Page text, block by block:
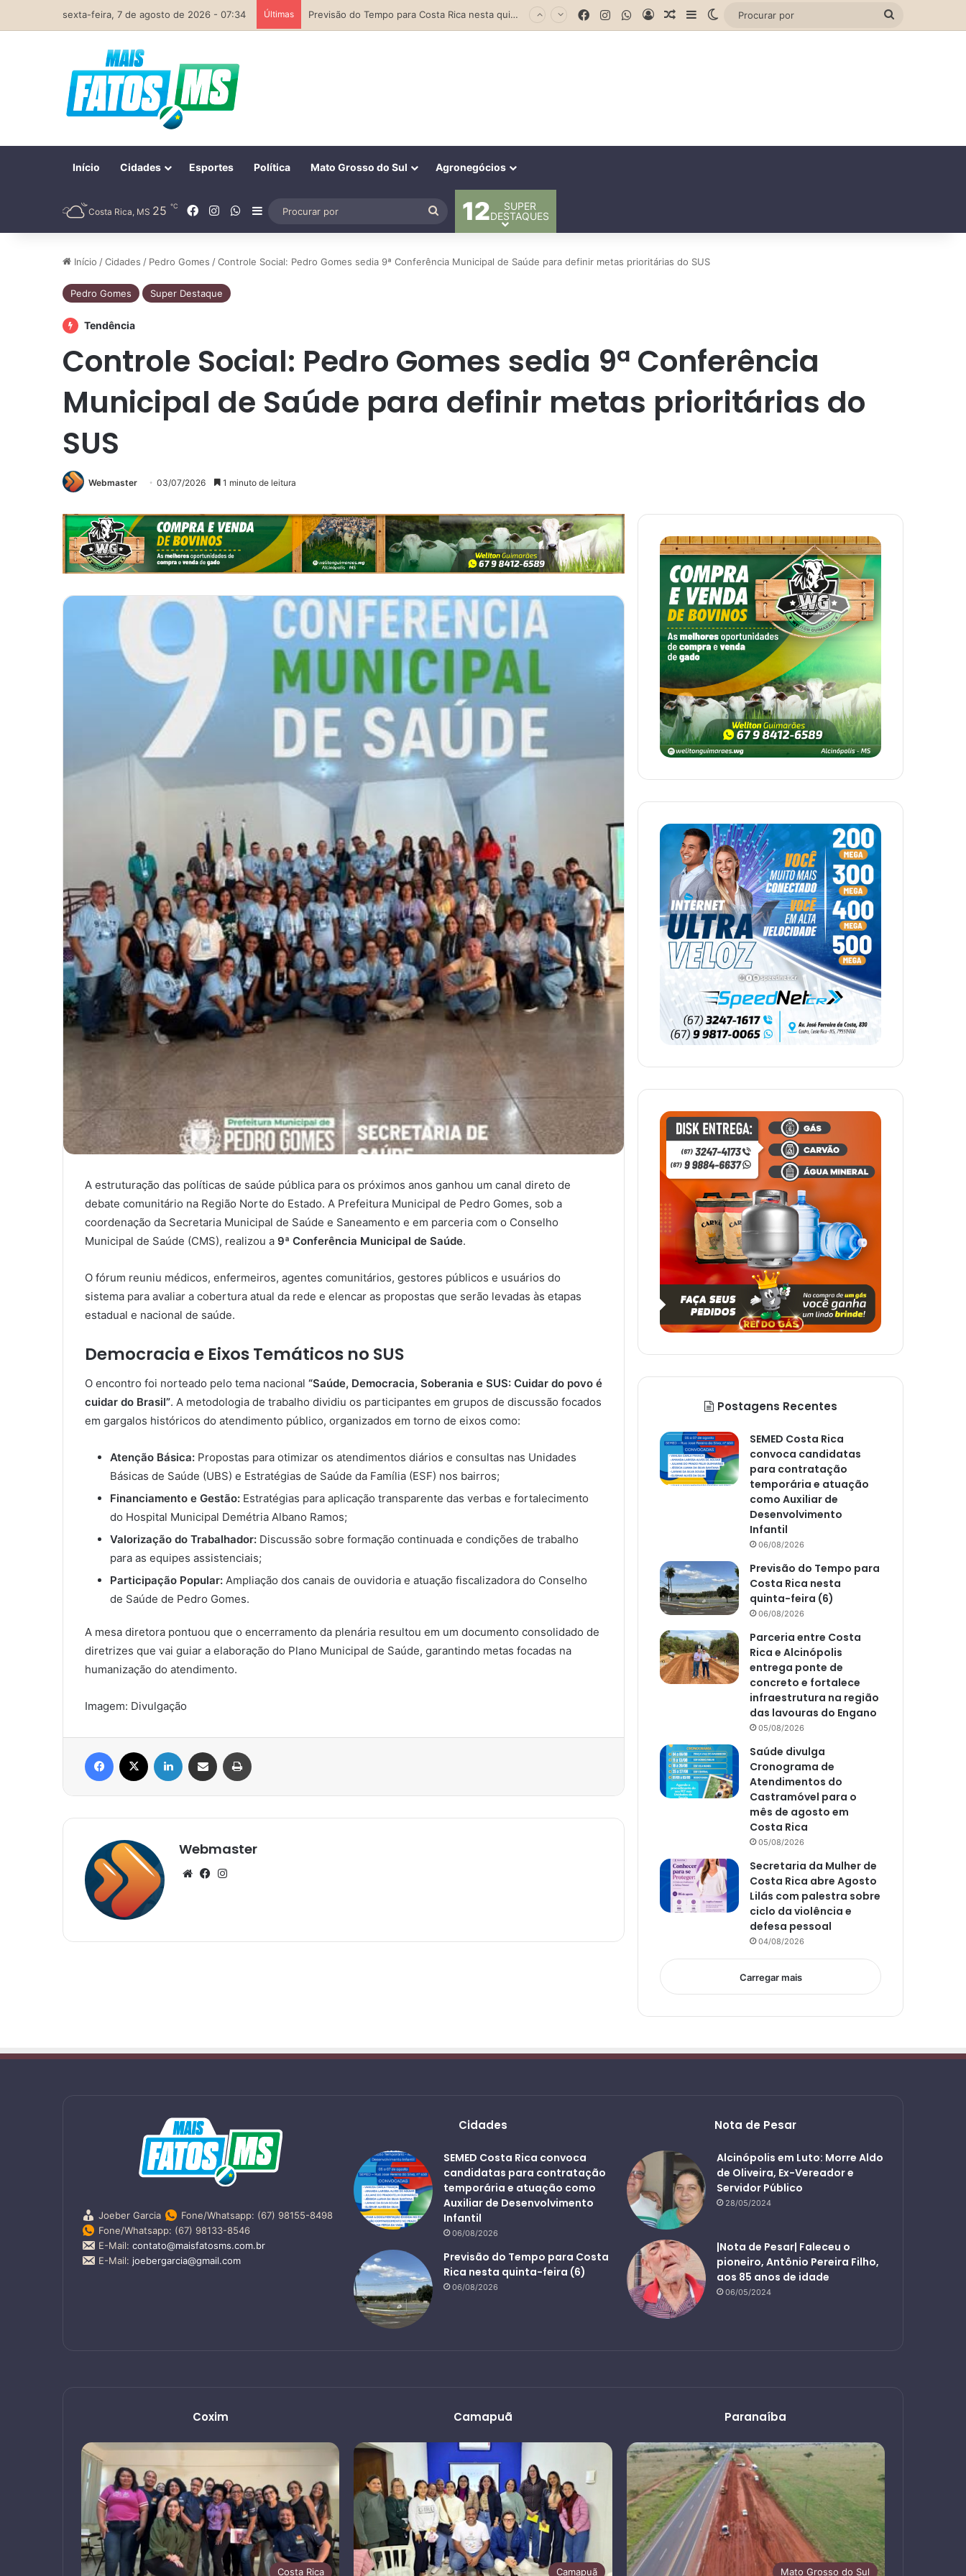
sexta-feira, 7 de agosto de 2026 - 07:34 Últimas Facebook
InstagramWhatsApp
EntrarArtigo aleatório
Barra Lateral
Switch skin
Início Cidades Esportes Política Mato Grosso do Sul Agronegócios
Costa Rica, MS 25 ℃ Facebook
InstagramWhatsApp
Barra Lateral
Procurar
por
12
SUPER
DESTAQUES
Início /Cidades / Pedro Gomes /Controle Social: Pedro Gomes sedia 9ª Conferência Municipal de Saúde para definir metas prioritárias do SUS
Pedro Gomes Super Destaque
Tendência
Controle Social: Pedro Gomes sedia 9ª Conferência
Municipal de Saúde para definir metas prioritárias do
SUS
Webmaster 03/07/2026 1 minuto de leitura
A estruturação das políticas de saúde pública para os próximos anos ganhou um canal direto de
debate comunitário na Região Norte do Estado. A Prefeitura Municipal de Pedro Gomes, sob a
coordenação da Secretaria Municipal de Saúde e Saneamento e em parceria com o Conselho
Municipal de Saúde (CMS), realizou a 9ª Conferência Municipal de Saúde.
O fórum reuniu médicos, enfermeiros, agentes comunitários, gestores públicos e usuários do
sistema para avaliar a cobertura atual da rede e elencar as propostas que serão levadas às etapas
estadual e nacional de saúde.
Democracia e Eixos Temáticos no SUS
O encontro foi norteado pelo tema nacional “Saúde, Democracia, Soberania e SUS: Cuidar do povo é
cuidar do Brasil”. A metodologia de trabalho dividiu os participantes em grupos de discussão focados
em gargalos históricos do atendimento público, organizados em torno de eixos como:
Atenção Básica: Propostas para otimizar os atendimentos diários e consultas nas Unidades
Básicas de Saúde (UBS) e Estratégias de Saúde da Família (ESF) nos bairros;
Financiamento e Gestão: Estratégias para aplicação transparente das verbas e fortalecimento
do Hospital Municipal Demétria Albano Ramos;
Valorização do Trabalhador: Discussão sobre formação continuada e condições de trabalho
para as equipes assistenciais;
Participação Popular: Ampliação dos canais de ouvidoria e atuação fiscalizadora do Conselho
de Saúde de Pedro Gomes.
A mesa diretora pontuou que o encerramento da plenária resultou em um documento consolidado de
diretrizes que vai guiar a elaboração do Plano Municipal de Saúde, garantindo metas focadas na
humanização do atendimento.
Imagem: Divulgação
Facebook Linkedin Compartilhar via e-mail
Webmaster
WebsiteFacebook
Postagens Recentes
SEMED Costa Rica
convoca candidatas
para contratação
temporária e atuação
como Auxiliar de
Desenvolvimento
Infantil
06/08/2026
Previsão do Tempo para
Costa Rica nesta
quinta-feira (6)
06/08/2026
Parceria entre Costa
Rica e Alcinópolis
entrega ponte de
concreto e fortalece
infraestrutura na região
das lavouras do Engano
05/08/2026
Saúde divulga
Cronograma de
Atendimentos do
Castramóvel para o
mês de agosto em
Costa Rica
05/08/2026
Secretaria da Mulher de
Costa Rica abre Agosto
Lilás com palestra sobre
ciclo da violência e
defesa pessoal
04/08/2026
Carregar mais
Joeber Garcia
Fone/Whatsapp: (67) 98155-8498
Fone/Whatsapp: (67) 98133-8546
E-Mail: contato@maisfatosms.com.br
E-Mail: joebergarcia@gmail.com
Cidades
SEMED Costa Rica convoca
candidatas para contratação
temporária e atuação como
Auxiliar de Desenvolvimento
Infantil
06/08/2026
Previsão do Tempo para Costa
Rica nesta quinta-feira (6)
06/08/2026
Nota de Pesar
Alcinópolis em Luto: Morre Aldo
de Oliveira, Ex-Vereador e
Servidor Público
28/05/2024
|Nota de Pesar| Faleceu o
pioneiro, Antônio Pereira Filho,
aos 85 anos de idade
06/05/2024
Coxim
Costa Rica
Camapuã
Camapuã
Paranaíba
Mato Grosso do Sul